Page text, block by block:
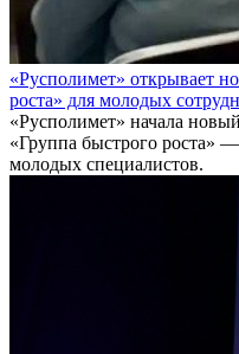
«Русполимет» открывает
роста» для молодых
«Русполимет» начала
«Группа быстрого роста»
молодых специалистов.